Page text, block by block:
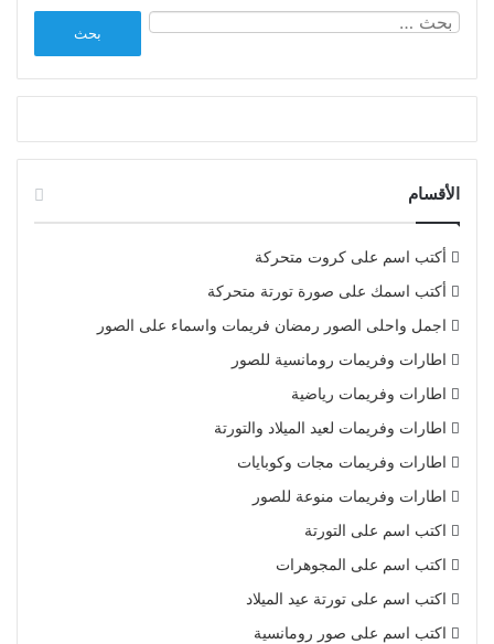
الأقسام
أكتب اسم على كروت متحركة
أكتب اسمك على صورة تورتة متحركة
اجمل واحلى الصور رمضان فريمات واسماء على الصور
اطارات وفريمات رومانسية للصور
اطارات وفريمات رياضية
اطارات وفريمات لعيد الميلاد والتورتة
اطارات وفريمات مجات وكوبايات
اطارات وفريمات منوعة للصور
اكتب اسم على التورتة
اكتب اسم على المجوهرات
اكتب اسم على تورتة عيد الميلاد
اكتب اسم على صور رومانسية